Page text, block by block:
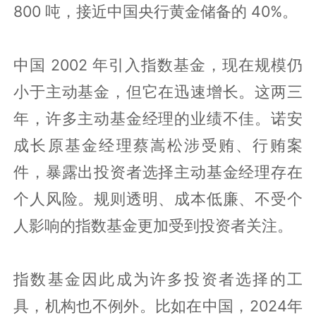
800 吨，接近中国央行黄金储备的 40%。
中国 2002 年引入指数基金，现在规模仍
小于主动基金，但它在迅速增长。这两三
年，许多主动基金经理的业绩不佳。诺安
成长原基金经理蔡嵩松涉受贿、行贿案
件，暴露出投资者选择主动基金经理存在
个人风险。规则透明、成本低廉、不受个
人影响的指数基金更加受到投资者关注。
指数基金因此成为许多投资者选择的工
具，机构也不例外。比如在中国，2024年